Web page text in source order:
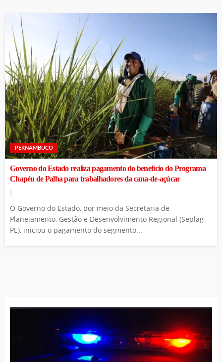
PERNAMBUCO
Governo do Estado realiza pagamento do benefício do Programa
Chapéu de Palha para trabalhadores da cana-de-açúcar
O Governo do Estado, por meio da Secretaria de
Planejamento, Gestão e Desenvolvimento Regional (Seplag-
PE), iniciou o pagamento do segmento...